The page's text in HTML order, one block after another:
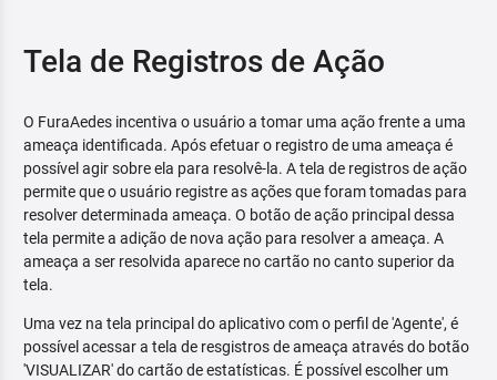
Tela de Registros de Ação
O FuraAedes incentiva o usuário a tomar uma ação frente a uma
ameaça identificada. Após efetuar o registro de uma ameaça é
possível agir sobre ela para resolvê-la. A tela de registros de ação
permite que o usuário registre as ações que foram tomadas para
resolver determinada ameaça. O botão de ação principal dessa
tela permite a adição de nova ação para resolver a ameaça. A
ameaça a ser resolvida aparece no cartão no canto superior da
tela.
Uma vez na tela principal do aplicativo com o perfil de 'Agente', é
possível acessar a tela de resgistros de ameaça através do botão
'VISUALIZAR' do cartão de estatísticas. É possível escolher um